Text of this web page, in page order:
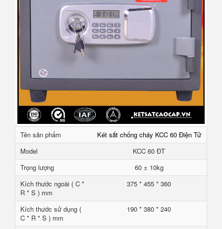
Tên sản phẩm
Két sắt chống cháy KCC 60 Điện Tử
Model
KCC 60 ĐT
Trọng lượng
60 ± 10kg
Kích thước ngoài ( C *
R * S ) mm
375 * 455 * 360
Kích thước sử dụng (
C * R * S ) mm
190 * 380 * 240